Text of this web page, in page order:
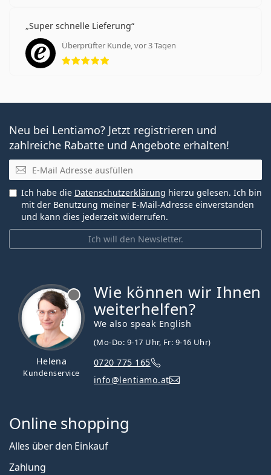
Super schnelle Lieferung
Überprüfter Kunde, vor 3 Tagen
Bewertung 5 aus 5
Neu bei Lentiamo? Jetzt registrieren und
zahlreiche Rabatte und Angebote erhalten!
E-Mail
Ich will den Newsletter.
Ich habe die Datenschutzerklärung hierzu gelesen. Ich bin
mit der Benutzung meiner E-Mail-Adresse einverstanden
und kann dies jederzeit widerrufen.
Helena
Kundenservice
Wie können wir Ihnen
weiterhelfen?
We also speak English
(Mo-Do: 9-17 Uhr, Fr: 9-16 Uhr)
0720 775 165
info@lentiamo.at
Online shopping
Alles über den Einkauf
Zahlung